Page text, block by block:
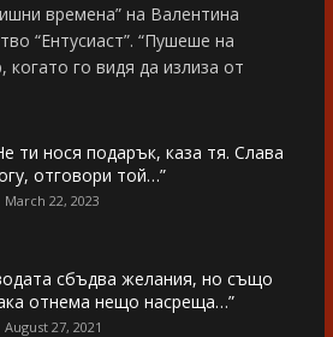
времена” на Валентина
“Ентусиаст”. “Пушеше на
го видя да излиза от
ти нося подарък, каза тя. Слава
отговори той…”
March 22, 2023
сбъдва желания, но също
отнема нещо насреща…”
August 27, 2021